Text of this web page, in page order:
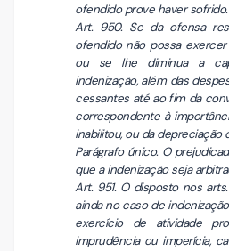
ofendido prove haver sofrido.
Art. 950. Se da ofensa
ofendido não possa
ou se lhe diminua a
indenização, além das
cessantes até ao fim da
correspondente à
inabilitou, ou da depreciação
Parágrafo único. O
que a indenização seja
Art. 951. O disposto nos
ainda no caso de
exercício de atividade
imprudência ou imperícia,